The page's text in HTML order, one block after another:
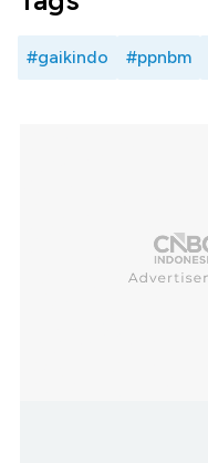
#gaikindo #ppnbm